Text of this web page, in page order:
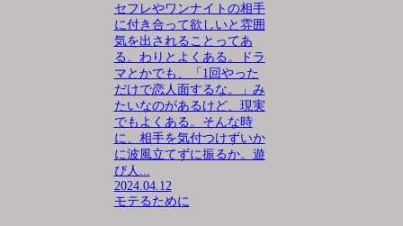
セフレやワンナイトの相手
に付き合って欲しいと雰囲
気を出されることってあ
る。わりとよくある。ドラ
マとかでも、「1回やった
だけで恋人面するな。」み
たいなのがあるけど、現実
でもよくある。そんな時
に、相手を気付つけずいか
に波風立てずに振るか。遊
び人...
2024.04.12
モテるために